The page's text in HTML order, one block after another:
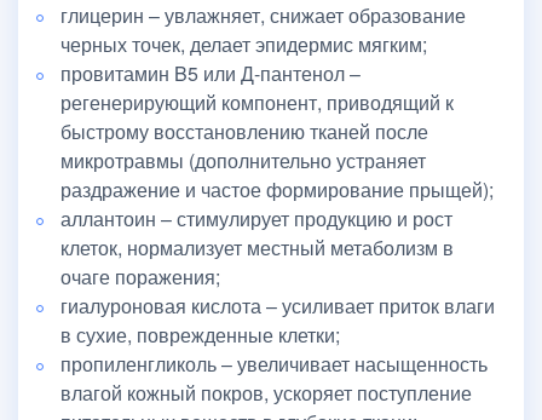
глицерин – увлажняет, снижает образование
черных точек, делает эпидермис мягким;
провитамин B5 или Д-пантенол –
регенерирующий компонент, приводящий к
быстрому восстановлению тканей после
микротравмы (дополнительно устраняет
раздражение и частое формирование прыщей);
аллантоин – стимулирует продукцию и рост
клеток, нормализует местный метаболизм в
очаге поражения;
гиалуроновая кислота – усиливает приток влаги
в сухие, поврежденные клетки;
пропиленгликоль – увеличивает насыщенность
влагой кожный покров, ускоряет поступление